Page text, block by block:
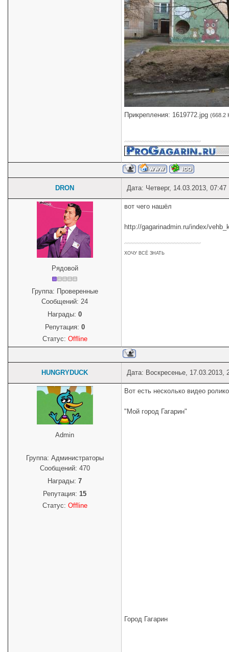
Прикрепления: 1619772.jpg (668.2
DRON Дата: Четверг, 14.03.2013,
Рядовой
Группа: Проверенные
Сообщений: 24
Награды: 0
Репутация: 0
Статус: Offline
вот чего нашёл
http://gagarinadmin.ru/index/
ХОЧУ ВСЁ ЗНАТЬ
HUNGRYDUCK Дата: Воскресенье,
Admin
Группа: Администраторы
Сообщений: 470
Награды: 7
Репутация: 15
Статус: Offline
Вот есть несколько видео
"Мой город Гагарин"
Город Гагарин